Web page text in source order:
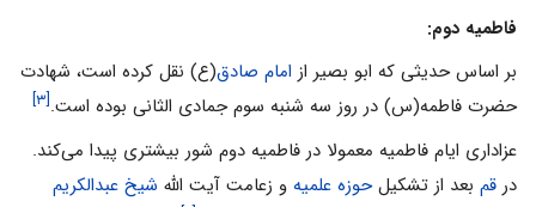
فاطمیه دوم:
بر اساس حدیثی که ابو بصیر از امام صادق(ع) نقل کرده است، شهادت
حضرت فاطمه(س) در روز سه شنبه سوم جمادی‌ الثانی بوده است.[۳]
عزاداری ایام فاطمیه معمولا در فاطمیه دوم شور بیشتری پیدا می‌کند.
در قم بعد از تشکیلحوزه علمیه و زعامت آیت الله شیخ عبدالکریم